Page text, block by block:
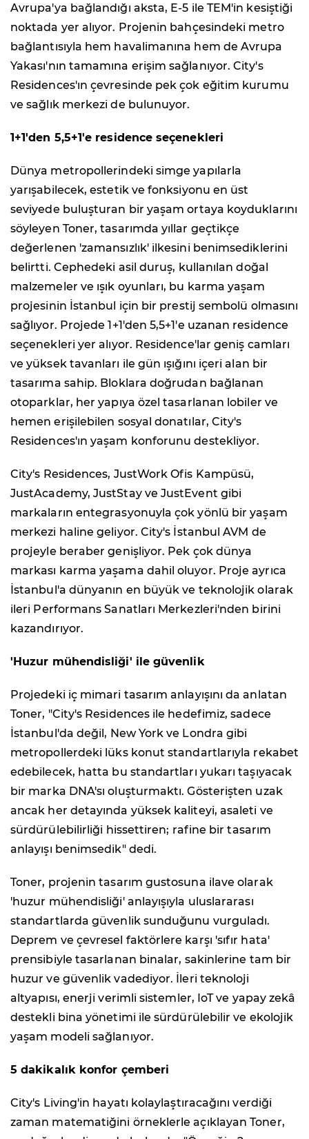
Avrupa'ya bağlandığı aksta, E-5 ile TEM'in kesiştiği
noktada yer alıyor. Projenin bahçesindeki metro
bağlantısıyla hem havalimanına hem de Avrupa
Yakası'nın tamamına erişim sağlanıyor. City's
Residences'ın çevresinde pek çok eğitim kurumu
ve sağlık merkezi de bulunuyor.
1+1'den 5,5+1'e residence seçenekleri
Dünya metropollerindeki simge yapılarla
yarışabilecek, estetik ve fonksiyonu en üst
seviyede buluşturan bir yaşam ortaya koyduklarını
söyleyen Toner, tasarımda yıllar geçtikçe
değerlenen 'zamansızlık' ilkesini benimsediklerini
belirtti. Cephedeki asil duruş, kullanılan doğal
malzemeler ve ışık oyunları, bu karma yaşam
projesinin İstanbul için bir prestij sembolü olmasını
sağlıyor. Projede 1+1'den 5,5+1'e uzanan residence
seçenekleri yer alıyor. Residence'lar geniş camları
ve yüksek tavanları ile gün ışığını içeri alan bir
tasarıma sahip. Bloklara doğrudan bağlanan
otoparklar, her yapıya özel tasarlanan lobiler ve
hemen erişilebilen sosyal donatılar, City's
Residences'ın yaşam konforunu destekliyor.
City's Residences, JustWork Ofis Kampüsü,
JustAcademy, JustStay ve JustEvent gibi
markaların entegrasyonuyla çok yönlü bir yaşam
merkezi haline geliyor. City's İstanbul AVM de
projeyle beraber genişliyor. Pek çok dünya
markası karma yaşama dahil oluyor. Proje ayrıca
İstanbul'a dünyanın en büyük ve teknolojik olarak
ileri Performans Sanatları Merkezleri'nden birini
kazandırıyor.
'Huzur mühendisliği' ile güvenlik
Projedeki iç mimari tasarım anlayışını da anlatan
Toner, "City's Residences ile hedefimiz, sadece
İstanbul'da değil, New York ve Londra gibi
metropollerdeki lüks konut standartlarıyla rekabet
edebilecek, hatta bu standartları yukarı taşıyacak
bir marka DNA'sı oluşturmaktı. Gösterişten uzak
ancak her detayında yüksek kaliteyi, asaleti ve
sürdürülebilirliği hissettiren; rafine bir tasarım
anlayışı benimsedik" dedi.
Toner, projenin tasarım gustosuna ilave olarak
'huzur mühendisliği' anlayışıyla uluslararası
standartlarda güvenlik sunduğunu vurguladı.
Deprem ve çevresel faktörlere karşı 'sıfır hata'
prensibiyle tasarlanan binalar, sakinlerine tam bir
huzur ve güvenlik vadediyor. İleri teknoloji
altyapısı, enerji verimli sistemler, IoT ve yapay zekâ
destekli bina yönetimi ile sürdürülebilir ve ekolojik
yaşam modeli sağlanıyor.
5 dakikalık konfor çemberi
City's Living'in hayatı kolaylaştıracağını verdiği
zaman matematiğini örneklerle açıklayan Toner,